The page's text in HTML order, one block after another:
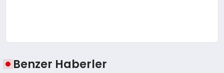
Benzer Haberler